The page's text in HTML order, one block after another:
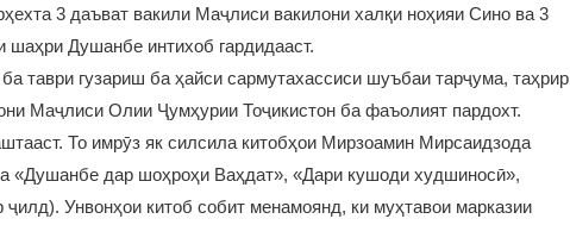
3 даъват вакили Маҷлиси вакилони халқи ноҳияи Сино ва 3
шаҳри Душанбе интихоб гардидааст.
таври гузариш ба ҳайси сармутахассиси шуъбаи тарҷума, таҳрир
Маҷлиси Олии Ҷумҳурии Тоҷикистон ба фаъолият пардохт.
То имрӯз як силсила китобҳои Мирзоамин Мирсаидзода
«Душанбе дар шоҳроҳи Ваҳдат», «Дари кушоди худшиносӣ»,
Унвонҳои китоб собит менамоянд, ки муҳтавои марказии